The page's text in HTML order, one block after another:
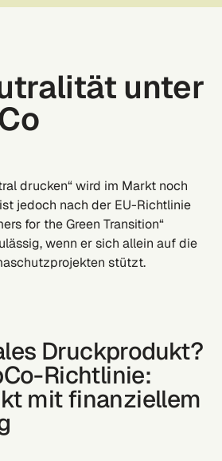
unter
drucken“ wird im Markt noch
jedoch nach der EU-Richtlinie
for the Green Transition“
wenn er sich allein auf die
stützt.
Druckprodukt?
Richtlinie:
mit finanziellem